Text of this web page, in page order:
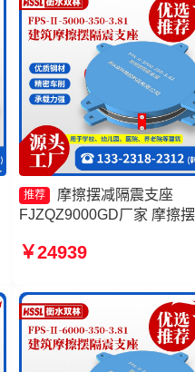
推荐
摩擦摆减隔震支座
FJZQZ9000GD厂家 摩擦
座FPSII-5000-300-3.48厂
￥24939